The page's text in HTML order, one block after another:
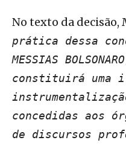
No texto da decisão,
prática dessa
MESSIAS
constituirá
concedidas aos
de discursos